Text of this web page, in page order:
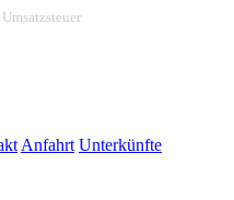
Anfahrt Unterkünfte